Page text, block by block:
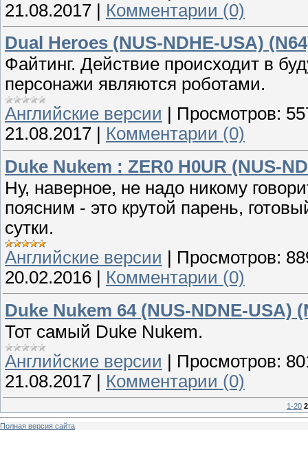
21.08.2017 | Комментарии (0)
Dual Heroes (NUS-NDHE-USA)
Файтинг. Действие происходит в
персонажи являются роботами.
Английские версии
Просмотров:
21.08.2017
Комментарии (0)
Duke Nukem : ZER0 H0UR (NUS-
Ну, наверное, не надо никому
поясним - это крутой парень,
сутки.
Английские версии
Просмотров:
20.02.2016
Комментарии (0)
Duke Nukem 64 (NUS-NDNE-USA)
Тот самый Duke Nukem.
Английские версии | Просмотров:
21.08.2017 | Комментарии (0)
1-20
Полная версия сайта